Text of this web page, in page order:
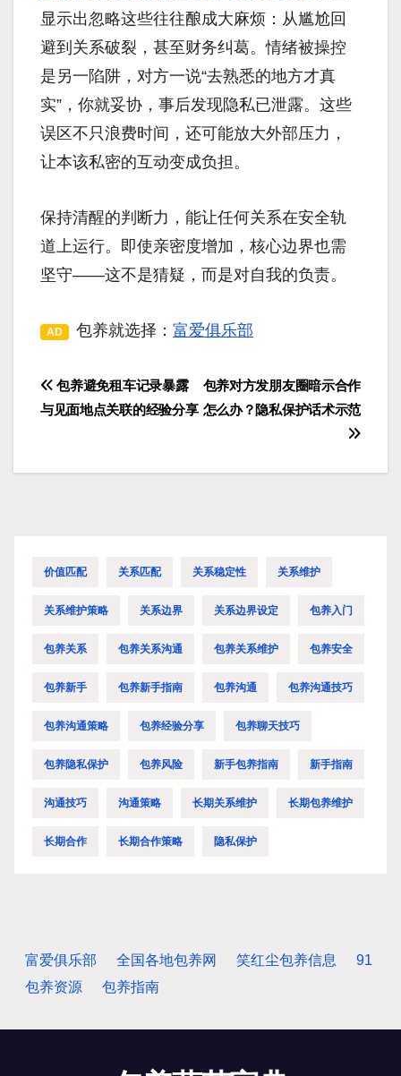
显示出忽略这些往往酿成大麻烦：从尴尬回
避到关系破裂，甚至财务纠葛。情绪被操控
是另一陷阱，对方一说“去熟悉的地方才真
实”，你就妥协，事后发现隐私已泄露。这些
误区不只浪费时间，还可能放大外部压力，
让本该私密的互动变成负担。
保持清醒的判断力，能让任何关系在安全轨
道上运行。即使亲密度增加，核心边界也需
坚守——这不是猜疑，而是对自我的负责。
AD 包养就选择： 富爱俱乐部
文
包养对方发朋友圈暗示合作
怎么办？隐私保护话术示范
包养避免租车记录暴露
与见面地点关联的经验分享
价值匹配 关系匹配 关系稳定性 关系维护
关系维护策略 关系边界 关系边界设定 包养入门
包养关系 包养关系沟通 包养关系维护 包养安全
包养新手 包养新手指南 包养沟通 包养沟通技巧
包养沟通策略 包养经验分享 包养聊天技巧
包养隐私保护 包养风险 新手包养指南 新手指南
沟通技巧 沟通策略 长期关系维护 长期包养维护
长期合作 长期合作策略 隐私保护
富爱俱乐部 全国各地包养网 笑红尘包养信息
91
包养资源
包养指南